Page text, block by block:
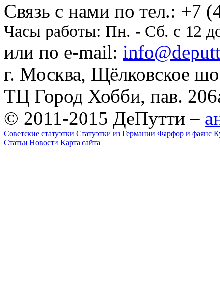
Cвязь с нами по тел.: +7
Часы работы: Пн. - Сб. с 12
или по e-mail:
г. Москва, Щёлковское
ТЦ Город Хобби, пав.
© 2011-2015 ДеПутти –
Советские статуэтки Статуэтки из Германии Фарфор и фаянс
Статьи Новости Карта сайта